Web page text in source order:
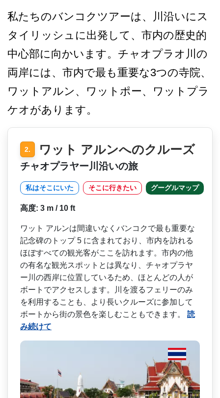
私たちのバンコクツアーは、­川沿いにス
タイリッシュに出発して、市内の歴史的
中­心部に向かいます。チャオプラオ川の
両岸には、市内­で最も重要な3つの寺院、
ワットアルン、ワットポー­、ワットプラ
ケオがあります。
2. ワット アルンへのクルーズ
チャオプラヤー川沿いの旅
私はそこにいた そこに行きたい グーグルマップ
高度: 3 m / 10 ft
ワット アルンは間違いなくバンコク­で最も重要な
記念碑のトップ 5 に含まれており、市内を訪れ­る
ほぼすべての観光客がここを訪れます。市内の他
の­有名な観光スポットとは異なり、チャオプラヤ
ー川の­西岸に位置しているため、ほとんどの人が
ボートでア­クセスします。川を渡るフェリーのみ
を利用すること­も、より長いクルーズに参加して
ボートから街の景色­を楽しむこともできます。 読
み続けて